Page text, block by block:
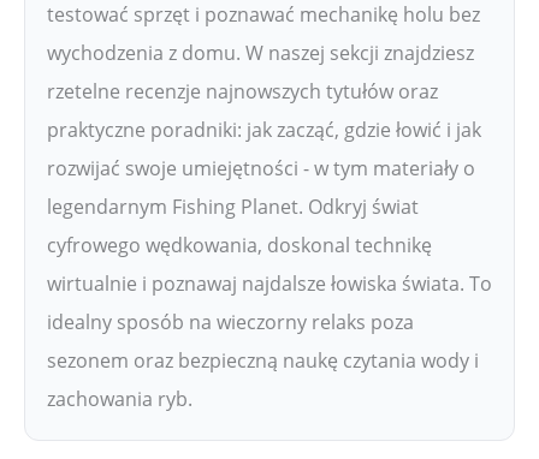
testować sprzęt i poznawać mechanikę holu bez
wychodzenia z domu. W naszej sekcji znajdziesz
rzetelne recenzje najnowszych tytułów oraz
praktyczne poradniki: jak zacząć, gdzie łowić i jak
rozwijać swoje umiejętności - w tym materiały o
legendarnym Fishing Planet. Odkryj świat
cyfrowego wędkowania, doskonal technikę
wirtualnie i poznawaj najdalsze łowiska świata. To
idealny sposób na wieczorny relaks poza
sezonem oraz bezpieczną naukę czytania wody i
zachowania ryb.